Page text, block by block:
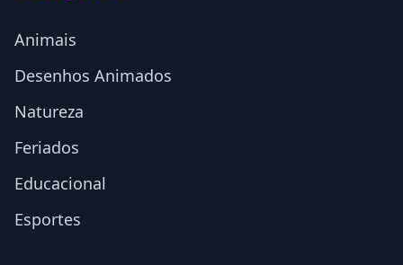
Animais
Desenhos Animados
Natureza
Feriados
Educacional
Esportes